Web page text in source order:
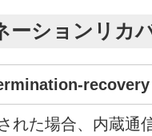
ーションリカ
れた場合、内蔵通